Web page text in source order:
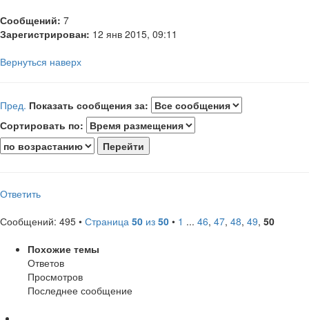
Сообщений: 7
Зарегистрирован: 12 янв 2015, 09:11
Вернуться наверх
Пред. Показать сообщения за:
Сортировать по:
Ответить
Сообщений: 495 • Страница 50 из 50 • 1 ... 46, 47, 48, 49, 50
Похожие темы
Ответов
Просмотров
Последнее сообщение